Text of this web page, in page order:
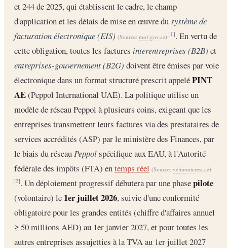
et 244 de 2025, qui établissent le cadre, le champ
d'application et les délais de mise en œuvre dusystème de
facturation électronique (EIS) (Source: mof.gov.ae) [1]. En vertu de
cette obligation, toutes les factures interentreprises (B2B) et
entreprises-gouvernement (B2G) doivent être émises par voie
électronique dans un format structuré prescrit appeléPINT
AE(Peppol International UAE). La politique utilise un
modèle de réseau Peppol à plusieurs coins, exigeant que les
entreprises transmettent leurs factures via des prestataires de
services accrédités (ASP) par le ministère des Finances, par
le biais du réseauPeppolspécifique aux EAU, à l'Autorité
fédérale des impôts (FTA) entemps réel (Source: velmontcrest.ae)
[2]. Un déploiement progressif débutera par une phasepilote
(volontaire) le 1er juillet 2026, suivie d'une conformité
obligatoire pour les grandes entités (chiffre d'affaires annuel
≥ 50 millions AED) au 1er janvier 2027, et pour toutes les
autres entreprises assujetties à la TVA au 1er juillet 2027